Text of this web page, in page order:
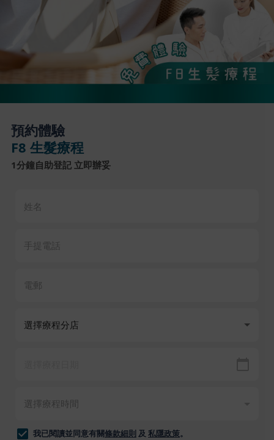
預約體驗
F8 生髮療程
1分鐘自助登記 立即辦妥
我已閱讀並同意有關條款細則 及 私隱政策。